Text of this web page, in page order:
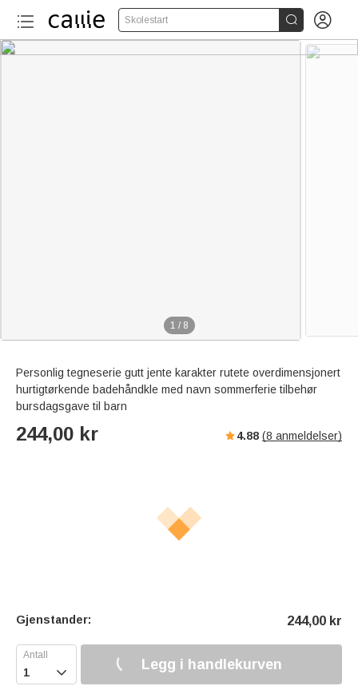
Skolestart  
1 / 8
Personlig tegneserie gutt jente karakter rutete overdimensjonert
hurtigtørkende badehåndkle med navn sommerferie tilbehør
bursdagsgave til barn
244,00 kr 4.88 (8 anmeldelser)
Gjenstander: 244,00 kr
 Legg i handlekurven